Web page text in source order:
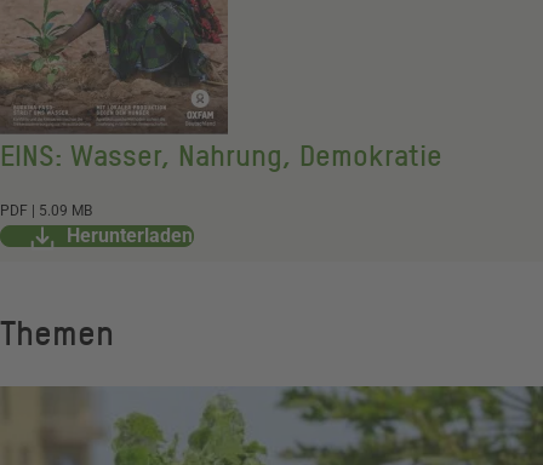
EINS: Wasser, Nahrung, Demokratie
Dokument
PDF 5.09 MB
Herunterladen
Themen